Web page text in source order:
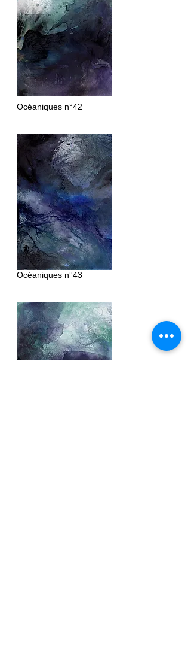
Océaniques n°42
Océaniques n°43